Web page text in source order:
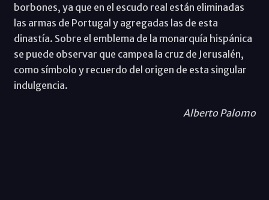
borbones, ya que en el escudo real están eliminadas
las armas de Portugal y agregadas las de esta
dinastía. Sobre el emblema de la monarquía hispánica
se puede observar que campea la cruz de Jerusalén,
como símbolo y recuerdo del origen de esta singular
indulgencia.
Alberto Palomo